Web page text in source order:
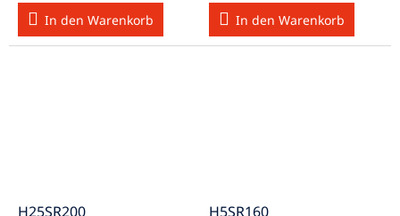
In den Warenkorb In den Warenkorb
H25SR200
H5SR160